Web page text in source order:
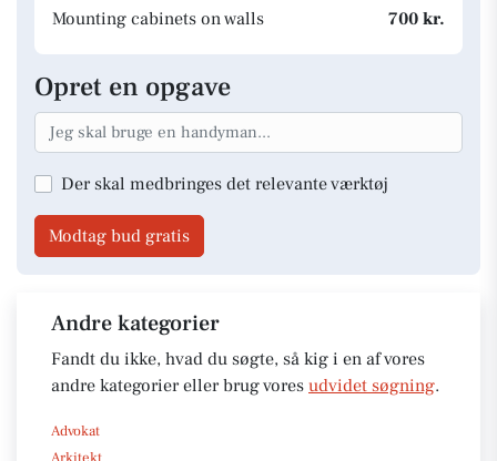
Mounting cabinets on walls
700 kr.
Opret en opgave
Der skal medbringes det relevante værktøj
Modtag bud gratis
Andre kategorier
Fandt du ikke, hvad du søgte, så kig i en af vores
andre kategorier eller brug vores udvidet søgning.
Advokat
Arkitekt